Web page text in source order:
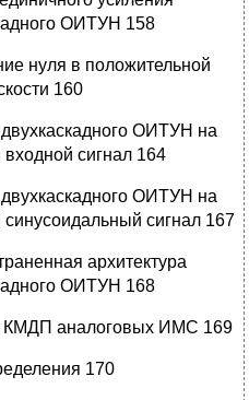
ОИТУН 158
нуля в положительной
160
ОИТУН на
сигнал 164
ОИТУН на
сигнал 167
архитектура
ОИТУН 168
КМДП аналоговых ИМС 169
170